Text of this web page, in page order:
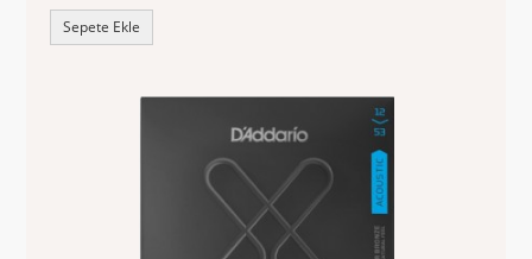
Sepete Ekle